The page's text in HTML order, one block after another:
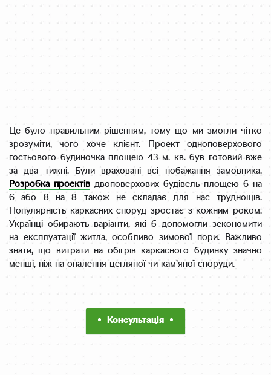
Це було правильним рішенням, тому що ми змогли чітко
зрозуміти, чого хоче клієнт. Проект одноповерхового
гостьового будиночка площею 43 м. кв. був готовий вже
за два тижні. Були враховані всі побажання замовника.
Розробка проектів двоповерхових будівель площею 6 на
6 або 8 на 8 також не складає для нас труднощів.
Популярність каркасних споруд зростає з кожним роком.
Українці обирають варіанти, які б допомогли зекономити
на експлуатації житла, особливо зимової пори. Важливо
знати, що витрати на обігрів каркасного будинку значно
менші, ніж на опалення цегляної чи кам’яної споруди.
Консультація